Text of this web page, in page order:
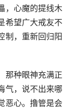
，心魔的提线木
希望广大戒友不
制，重新回归阳
那种眼神充满正
气，说不出来哪
恶心。撸管是会